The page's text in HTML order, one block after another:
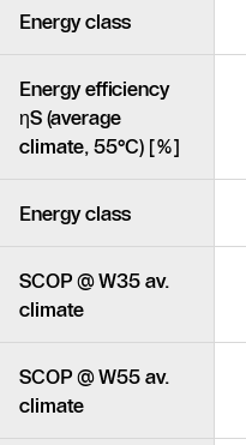
Energy class
Energy efficiency
ηS (average
climate, 55°C) [%]
Energy class
SCOP @ W35 av.
climate
SCOP @ W55 av.
climate